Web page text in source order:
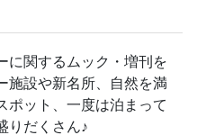
に関するムック・増刊を
施設や新名所、自然を満
ポット、一度は泊まって
りだくさん♪